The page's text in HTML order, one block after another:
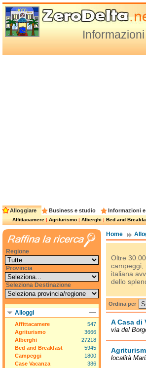
Alloggiare Business e studio Informazioni
Affittacamere|Agriturismo|Alberghi|Bed and
Home
Oltre
campeggi,
italiana
dello
Ordina per
A Casa di
via del
località
Regione
Provincia
Seleziona Destinazione
Alloggi
Affittacamere
547
Agriturismo
3666
Alberghi
27218
Bed and Breakfast
5945
Campeggi
1800
Case Vacanza
386